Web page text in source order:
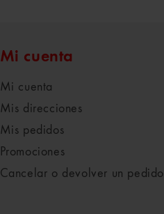
Mi cuenta
Mi cuenta
Mis direcciones
Mis pedidos
Promociones
Cancelar o devolver un pedido